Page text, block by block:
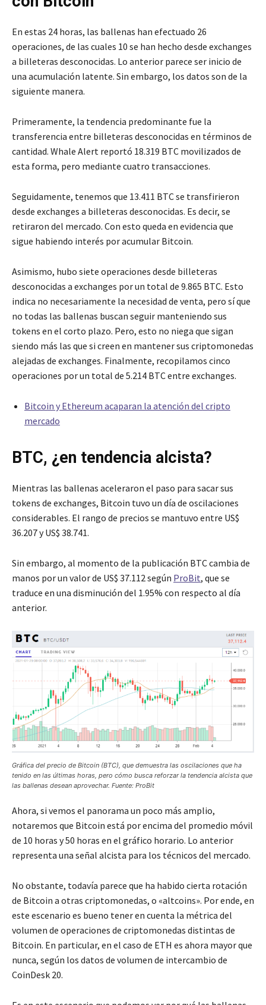
En estas 24 horas, las ballenas han efectuado 26
operaciones, de las cuales 10 se han hecho desde exchanges
a billeteras desconocidas. Lo anterior parece ser inicio de
una acumulación latente. Sin embargo, los datos son de la
siguiente manera.
Primeramente, la tendencia predominante fue la
transferencia entre billeteras desconocidas en términos de
cantidad. Whale Alert reportó 18.319 BTC movilizados de
esta forma, pero mediante cuatro transacciones.
Seguidamente, tenemos que 13.411 BTC se transfirieron
desde exchanges a billeteras desconocidas. Es decir, se
retiraron del mercado. Con esto queda en evidencia que
sigue habiendo interés por acumular Bitcoin.
Asimismo, hubo siete operaciones desde billeteras
desconocidas a exchanges por un total de 9.865 BTC. Esto
indica no necesariamente la necesidad de venta, pero sí que
no todas las ballenas buscan seguir manteniendo sus
tokens en el corto plazo. Pero, esto no niega que sigan
siendo más las que si creen en mantener sus criptomonedas
alejadas de exchanges. Finalmente, recopilamos cinco
operaciones por un total de 5.214 BTC entre exchanges.
Bitcoin y Ethereum acaparan la atención del cripto
mercado
BTC, ¿en tendencia alcista?
Mientras las ballenas aceleraron el paso para sacar sus
tokens de exchanges, Bitcoin tuvo un día de oscilaciones
considerables. El rango de precios se mantuvo entre US$
36.207 y US$ 38.741.
Sin embargo, al momento de la publicación BTC cambia de
manos por un valor de US$ 37.112 según ProBit, que se
traduce en una disminución del 1.95% con respecto al día
anterior.
Gráfica del precio de Bitcoin (BTC), que demuestra las oscilaciones que ha
tenido en las últimas horas, pero cómo busca reforzar la tendencia alcista que
las ballenas desean aprovechar. Fuente: ProBit
Ahora, si vemos el panorama un poco más amplio,
notaremos que Bitcoin está por encima del promedio móvil
de 10 horas y 50 horas en el gráfico horario. Lo anterior
representa una señal alcista para los técnicos del mercado.
No obstante, todavía parece que ha habido cierta rotación
de Bitcoin a otras criptomonedas, o «altcoins». Por ende, en
este escenario es bueno tener en cuenta la métrica del
volumen de operaciones de criptomonedas distintas de
Bitcoin. En particular, en el caso de ETH es ahora mayor que
nunca, según los datos de volumen de intercambio de
CoinDesk 20.